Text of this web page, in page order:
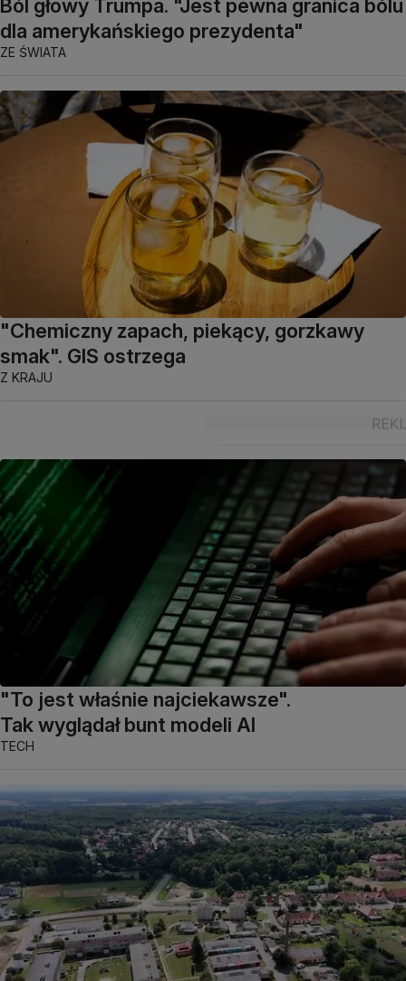
Ból głowy Trumpa. "Jest pewna granica bólu
dla amerykańskiego prezydenta"
ZE ŚWIATA
"Chemiczny zapach, piekący, gorzkawy
smak". GIS ostrzega
Z KRAJU
"To jest właśnie najciekawsze".
Tak wyglądał bunt modeli AI
TECH